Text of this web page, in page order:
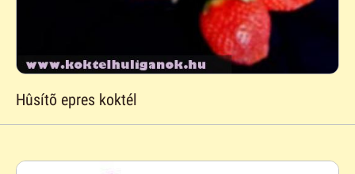
Hûsítõ epres koktél